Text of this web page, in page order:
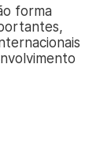
forma